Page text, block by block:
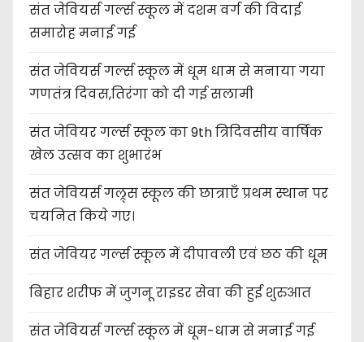
संत जेवियर्स गर्ल्स स्कूल में दशम वर्ग की विदाई
समारोह मनाई गई
संत जेवियर्स गर्ल्स स्कूल में धूम धाम से मनाया गया
गणतंत्र दिवस,तिरंगा को दी गई सलामी
संत जेवियर गर्ल्स स्कूल का 9th त्रिदिवसीय वार्षिक
खेल उत्सव का शुभारंभ
संत जेवियर्स गल्र्स स्कूल की छात्र‌ाएँ प्रथम स्थान पर
चयनित किये गए।
संत जेवियर गर्ल्स स्कूल में दीपावली एवं छठ की धूम
बिहार शरीफ में जुगनू राइडर सेवा की हुई शुरुआत
संत जेवियर्स गर्ल्स स्कूल में धूम-धाम से मनाई गई